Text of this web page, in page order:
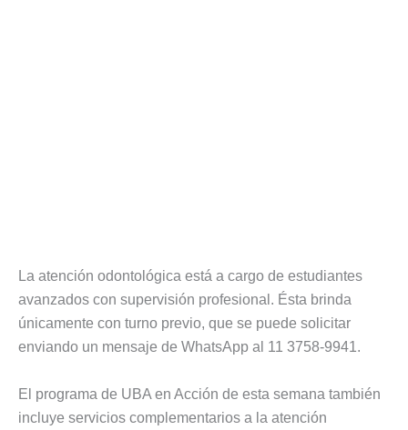
La atención odontológica está a cargo de estudiantes
avanzados con supervisión profesional. Ésta brinda
únicamente con turno previo, que se puede solicitar
enviando un mensaje de WhatsApp al 11 3758-9941.
El programa de UBA en Acción de esta semana también
incluye servicios complementarios a la atención